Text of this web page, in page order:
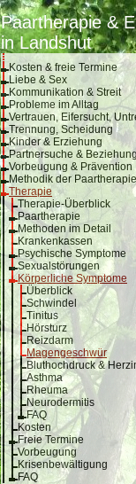
Paartherapie &
in Landshut
Kosten & freie Termine
Liebe & Sex
Kommunikation & Streit
Probleme im Alltag
Vertrauen, Eifersucht,
Trennung, Scheidung
Kinder & Erziehung
Partnersuche &
Vorbeugung & Prävention
Methodik der Paartherapie
Therapie
Therapie-Überblick
Paartherapie
Methoden im Detail
Krankenkassen
Psychische Symptome
Sexualstörungen
Körperliche Symptome
Überblick
Schwindel
Tinitus
Hörsturz
Reizdarm
Magengeschwür
Bluthochdruck &
Asthma
Rheuma
Neurodermitis
FAQ
Kosten
Freie Termine
Vorbeugung
Krisenbewältigung
FAQ